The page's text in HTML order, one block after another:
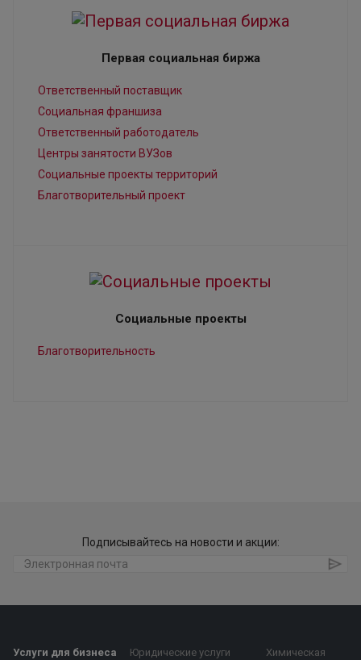
Первая социальная биржа
Ответственный поставщик
Социальная франшиза
Ответственный работодатель
Центры занятости ВУЗов
Социальные проекты территорий
Благотворительный проект
Социальные проекты
Благотворительность
Подписывайтесь на новости и акции:
Услуги для бизнеса
Юридические услуги
Химическая